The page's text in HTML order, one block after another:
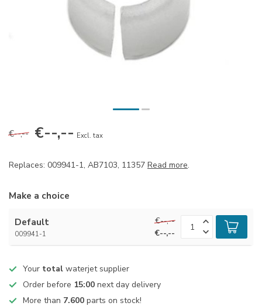
€--,-- €--,-- Excl. tax
Replaces: 009941-1, AB7103, 11357 Read more.
Make a choice
Default
009941-1
€--,--
€--,--
Your total waterjet supplier
Order before 15:00 next day delivery
More than 7.600 parts on stock!